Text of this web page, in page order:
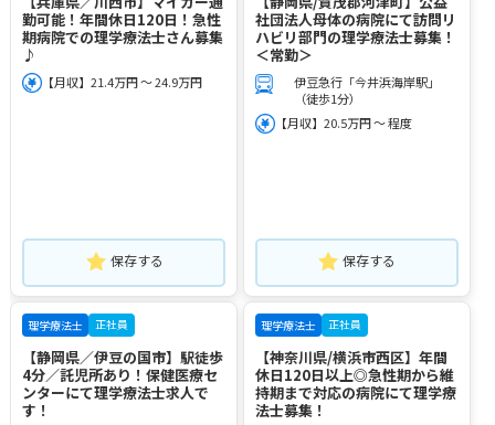
勤可能！年間休日120日！急性
期病院での理学療法士さん募集
♪
【月収】21.4万円 ～ 24.9万円
保存する
社団法人母体の病院にて訪問リ
ハビリ部門の理学療法士募集！
＜常勤＞
伊豆急行「今井浜海岸駅」
（徒歩1分）
【月収】20.5万円 ～ 程度
保存する
理学療法士 正社員
【静岡県／伊豆の国市】駅徒歩
4分／託児所あり！保健医療セ
ンターにて理学療法士求人で
す！
理学療法士 正社員
【神奈川県/横浜市西区】年間
休日120日以上◎急性期から維
持期まで対応の病院にて理学療
法士募集！